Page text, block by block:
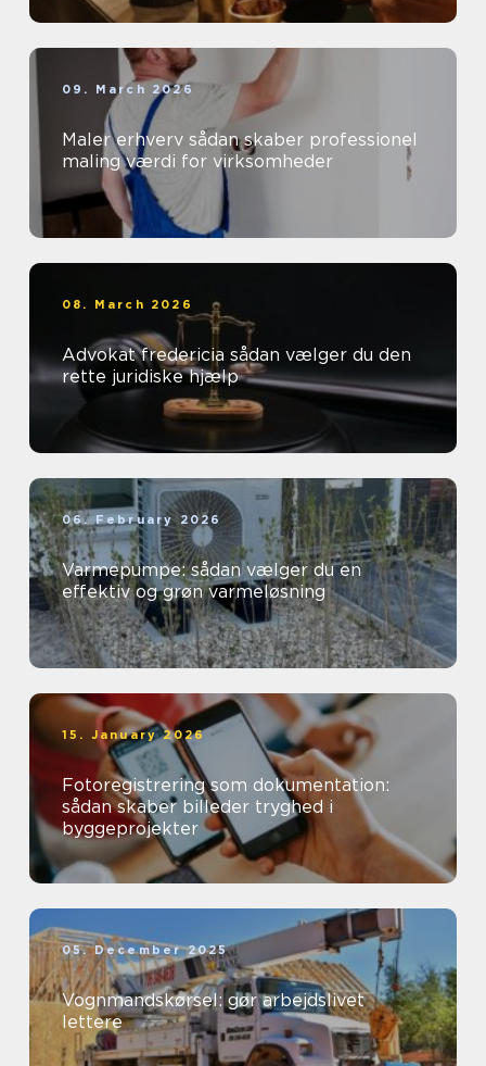
09. March 2026
Maler erhverv sådan skaber professionel
maling værdi for virksomheder
08. March 2026
Advokat fredericia sådan vælger du den
rette juridiske hjælp
06. February 2026
Varmepumpe: sådan vælger du en
effektiv og grøn varmeløsning
15. January 2026
Fotoregistrering som dokumentation:
sådan skaber billeder tryghed i
byggeprojekter
05. December 2025
Vognmandskørsel: gør arbejdslivet
lettere